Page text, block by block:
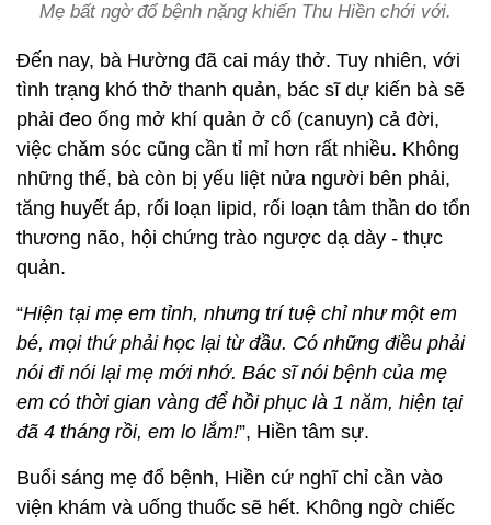
Mẹ bất ngờ đổ bệnh nặng khiến Thu Hiền chới với.
Đến nay, bà Hường đã cai máy thở. Tuy nhiên, với
tình trạng khó thở thanh quản, bác sĩ dự kiến bà sẽ
phải đeo ống mở khí quản ở cổ (canuyn) cả đời,
việc chăm sóc cũng cần tỉ mỉ hơn rất nhiều. Không
những thế, bà còn bị yếu liệt nửa người bên phải,
tăng huyết áp, rối loạn lipid, rối loạn tâm thần do tổn
thương não, hội chứng trào ngược dạ dày - thực
quản.
“Hiện tại mẹ em tỉnh, nhưng trí tuệ chỉ như một em
bé, mọi thứ phải học lại từ đầu. Có những điều phải
nói đi nói lại mẹ mới nhớ. Bác sĩ nói bệnh của mẹ
em có thời gian vàng để hồi phục là 1 năm, hiện tại
đã 4 tháng rồi, em lo lắm!”, Hiền tâm sự.
Buổi sáng mẹ đổ bệnh, Hiền cứ nghĩ chỉ cần vào
viện khám và uống thuốc sẽ hết. Không ngờ chiếc